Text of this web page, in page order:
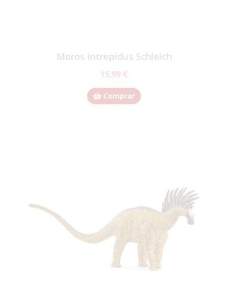
Moros Intrepidus Schleich
15,99 €
Comprar